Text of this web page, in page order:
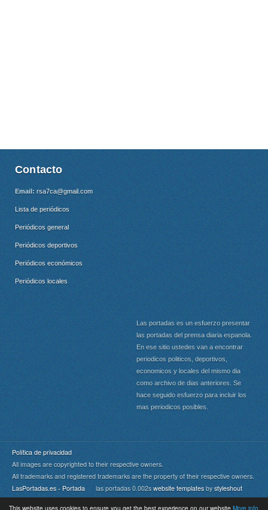
This website uses cookies to ensure you get the best experience on our website More info
Contacto
Email: rsa7ca@gmail.com
Lista de periódicos
Periódicos general
Periódicos deportivos
Periódicos económicos
Periódicos locales
Las portadas es un esfuerzo presentar
las portadas del prensa diaria espanola.
En ese sitio ustedes van a encontrar
periodicos politicos, deportivos,
economicos y locales del mismo dia
como archivo de dias anteriores. Se
hace seguido esfuerzo para incluir los
mas periodicos posibles.
Política de privacidad
All images are copyrighted to their respective owners.
All trademarks and registered trademarks are the property of their respective owners.
LasPortadas.es - Portada las portadas 0.002s website templates by styleshout